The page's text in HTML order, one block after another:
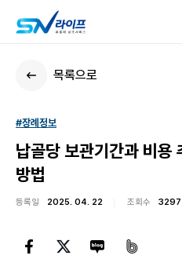
목록으로
#장례정보
납골당 보관기간과 비용
방법
등록일 2025. 04. 22 조회수 3297